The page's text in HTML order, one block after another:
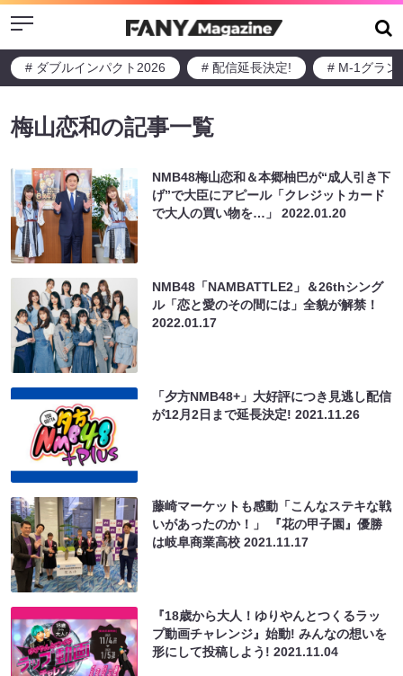
Menu
# ダブルインパクト2026 # 配信延長決定! # M-1グラン
梅山恋和の記事一覧
NMB48梅山恋和＆本郷柚巴が“成人引き下
げ”で大臣にアピール「クレジットカード
で大人の買い物を…」2022.01.20
NMB48「NAMBATTLE2」＆26thシング
ル「恋と愛のその間には」全貌が解禁！
2022.01.17
「夕方NMB48+」大好評につき見逃し配信
が12月2日まで延長決定!2021.11.26
藤崎マーケットも感動「こんなステキな戦
いがあったのか！」 『花の甲子園』優勝
は岐阜商業高校2021.11.17
『18歳から大人！ゆりやんとつくるラッ
プ動画チャレンジ』始動! みんなの想いを
形にして投稿しよう!2021.11.04